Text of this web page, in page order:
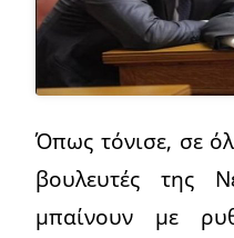
Όπως τόνισε, σε
βουλευτές της
μπαίνουν με